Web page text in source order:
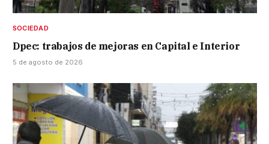
SOCIEDAD
Dpec: trabajos de mejoras en Capital e Interior
5 de agosto de 2026